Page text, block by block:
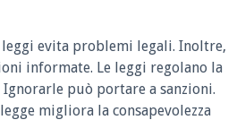
leggi evita problemi legali. Inoltre,
informate. Le leggi regolano la
può portare a sanzioni.
migliora la consapevolezza